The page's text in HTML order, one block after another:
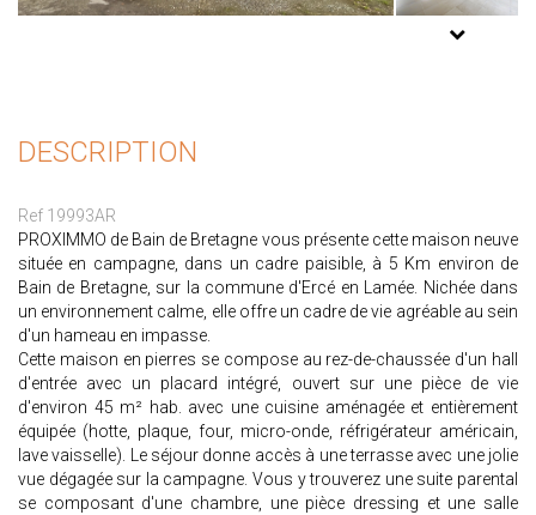
DESCRIPTION
Ref 19993AR
PROXIMMO de Bain de Bretagne vous présente cette maison neuve
située en campagne, dans un cadre paisible, à 5 Km environ de
Bain de Bretagne, sur la commune d'Ercé en Lamée. Nichée dans
un environnement calme, elle offre un cadre de vie agréable au sein
d'un hameau en impasse.
Cette maison en pierres se compose au rez-de-chaussée d'un hall
d'entrée avec un placard intégré, ouvert sur une pièce de vie
d'environ 45 m² hab. avec une cuisine aménagée et entièrement
équipée (hotte, plaque, four, micro-onde, réfrigérateur américain,
lave vaisselle). Le séjour donne accès à une terrasse avec une jolie
vue dégagée sur la campagne. Vous y trouverez une suite parental
se composant d'une chambre, une pièce dressing et une salle